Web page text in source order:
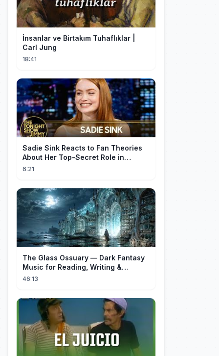
İnsanlar ve Birtakım Tuhaflıklar |
Carl Jung
18:41
Sadie Sink Reacts to Fan Theories
About Her Top-Secret Role in
Spider-Man: Brand New Day
6:21
The Glass Ossuary — Dark Fantasy
Music for Reading, Writing &
Ancient Archives
46:13